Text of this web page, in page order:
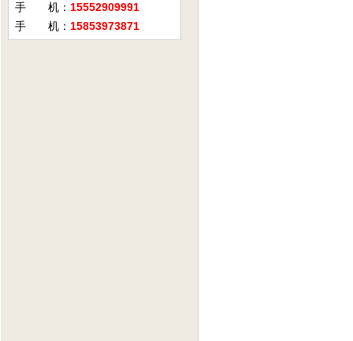
手 机： 15552909991
手 机： 15853973871